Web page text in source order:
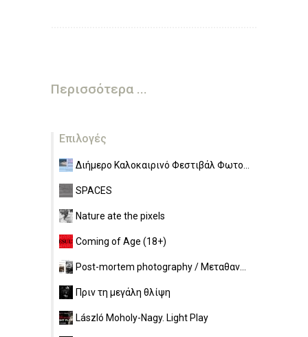
Περισσότερα ...
Επιλογές
Διήμερο Καλοκαιρινό Φεστιβάλ Φωτο...
SPACES
Nature ate the pixels
Coming of Age (18+)
Post-mortem photography / Μεταθαν...
Πριν τη μεγάλη θλίψη
László Moholy-Nagy. Light Play